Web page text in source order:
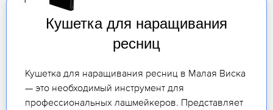
Кушетка для наращивания
ресниц
Кушетка для наращивания ресниц в Малая Виска
— это необходимый инструмент для
профессиональных лашмейкеров. Представляет